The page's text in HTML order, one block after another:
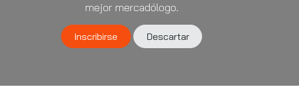
mejor mercadólogo.
Inscribirse Descartar